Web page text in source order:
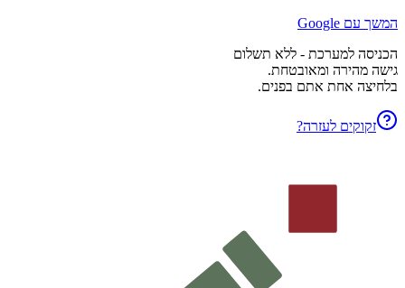
המשך עם Google
הכניסה למערכת - ללא תשלום
גישה מהירה ומאובטחת.
בלחיצה אחת אתם בפנים.
זקוקים לעזרה?